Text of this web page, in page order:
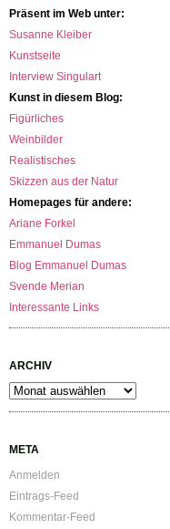
Präsent im Web unter:
Susanne Kleiber
Kunstseite
Interview Singulart
Kunst in diesem Blog:
Figürliches
Weinbilder
Realistisches
Skizzen aus der Natur
Homepages für andere:
Ariane Forkel
Emmanuel Dumas
Blog Emmanuel Dumas
Svende Merian
Interessante Links
ARCHIV
Archiv
META
Anmelden
Eintrags-Feed
Kommentar-Feed